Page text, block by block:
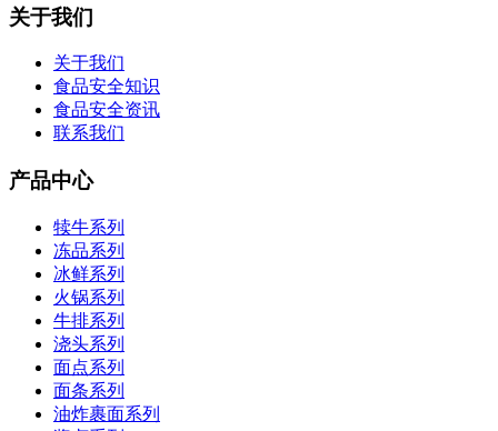
关于我们
关于我们
食品安全知识
食品安全资讯
联系我们
产品中心
犊牛系列
冻品系列
冰鲜系列
火锅系列
牛排系列
浇头系列
面点系列
面条系列
油炸裹面系列